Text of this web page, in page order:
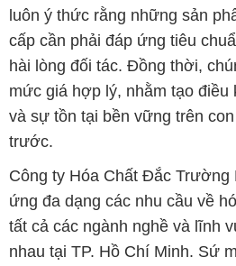
luôn ý thức rằng những sản
cấp cần phải đáp ứng tiêu
hài lòng đối tác. Đồng thời,
mức giá hợp lý, nhằm tạo điều
và sự tồn tại bền vững trên
trước.
Công ty Hóa Chất Đắc Trường
ứng đa dạng các nhu cầu về
tất cả các ngành nghề và lĩnh
nhau tại TP. Hồ Chí Minh. Sứ